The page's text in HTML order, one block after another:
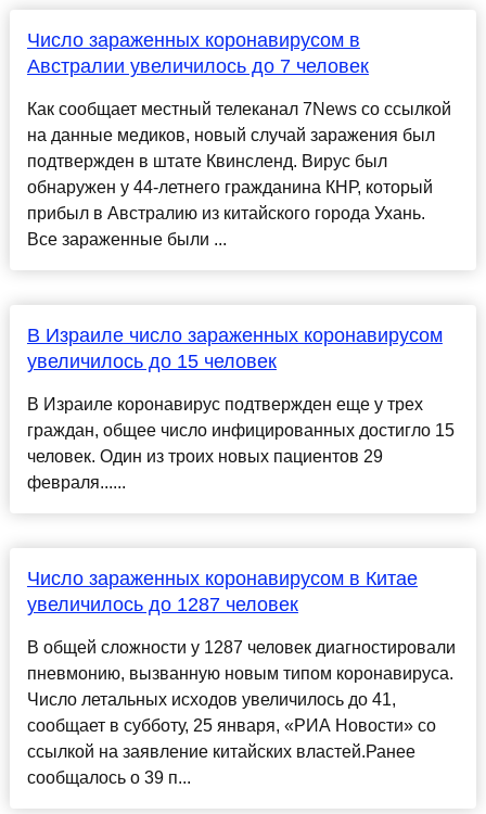
Число зараженных коронавирусом в
Австралии увеличилось до 7 человек
Как сообщает местный телеканал 7News со ссылкой
на данные медиков, новый случай заражения был
подтвержден в штате Квинсленд. Вирус был
обнаружен у 44-летнего гражданина КНР, который
прибыл в Австралию из китайского города Ухань.
Все зараженные были ...
В Израиле число зараженных коронавирусом
увеличилось до 15 человек
В Израиле коронавирус подтвержден еще у трех
граждан, общее число инфицированных достигло 15
человек. Один из троих новых пациентов 29
февраля......
Число зараженных коронавирусом в Китае
увеличилось до 1287 человек
В общей сложности у 1287 человек диагностировали
пневмонию, вызванную новым типом коронавируса.
Число летальных исходов увеличилось до 41,
сообщает в субботу, 25 января, «РИА Новости» со
ссылкой на заявление китайских властей.Ранее
сообщалось о 39 п...